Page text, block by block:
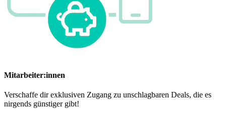
Mitarbeiter:innen
Verschaffe dir exklusiven Zugang zu unschlagbaren Deals, die es
nirgends günstiger gibt!